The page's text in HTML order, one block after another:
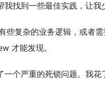
我找到一些最佳实践，让我
复杂的业务逻辑，或者
才能发现。
个严重的死锁问题。我